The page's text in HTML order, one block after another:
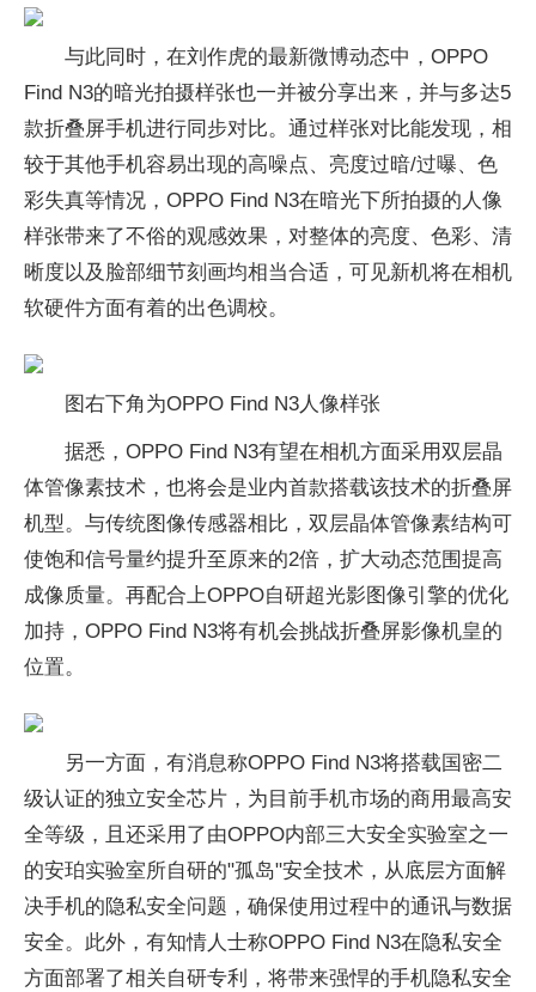
与此同时，在刘作虎的最新微博动态中，OPPO
Find N3的暗光拍摄样张也一并被分享出来，并与多达5
款折叠屏手机进行同步对比。通过样张对比能发现，相
较于其他手机容易出现的高噪点、亮度过暗/过曝、色
彩失真等情况，OPPO Find N3在暗光下所拍摄的人像
样张带来了不俗的观感效果，对整体的亮度、色彩、清
晰度以及脸部细节刻画均相当合适，可见新机将在相机
软硬件方面有着的出色调校。
图右下角为OPPO Find N3人像样张
据悉，OPPO Find N3有望在相机方面采用双层晶
体管像素技术，也将会是业内首款搭载该技术的折叠屏
机型。与传统图像传感器相比，双层晶体管像素结构可
使饱和信号量约提升至原来的2倍，扩大动态范围提高
成像质量。再配合上OPPO自研超光影图像引擎的优化
加持，OPPO Find N3将有机会挑战折叠屏影像机皇的
位置。
另一方面，有消息称OPPO Find N3将搭载国密二
级认证的独立安全芯片，为目前手机市场的商用最高安
全等级，且还采用了由OPPO内部三大安全实验室之一
的安珀实验室所自研的"孤岛"安全技术，从底层方面解
决手机的隐私安全问题，确保使用过程中的通讯与数据
安全。此外，有知情人士称OPPO Find N3在隐私安全
方面部署了相关自研专利，将带来强悍的手机隐私安全